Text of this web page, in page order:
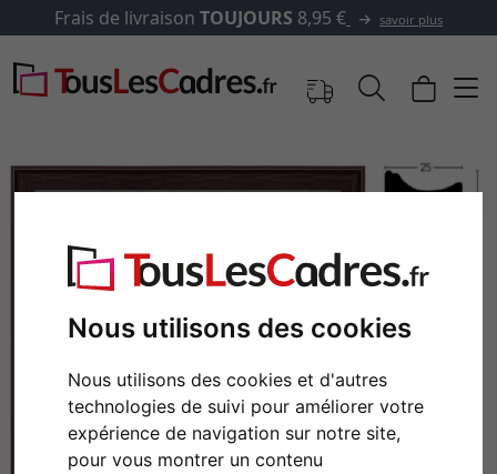
Nous utilisons des cookies
Nous utilisons des cookies et d'autres
technologies de suivi pour améliorer votre
expérience de navigation sur notre site,
pour vous montrer un contenu
savoir plus ✓500 000 articles au choix
Retour